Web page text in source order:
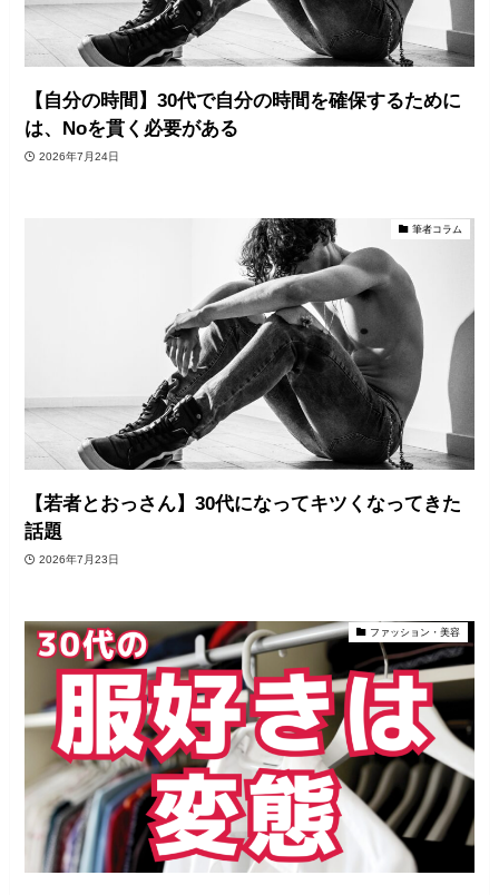
【自分の時間】30代で自分の時間を確保するために
は、Noを貫く必要がある
2026年7月24日
筆者コラム
【若者とおっさん】30代になってキツくなってきた
話題
2026年7月23日
ファッション・美容